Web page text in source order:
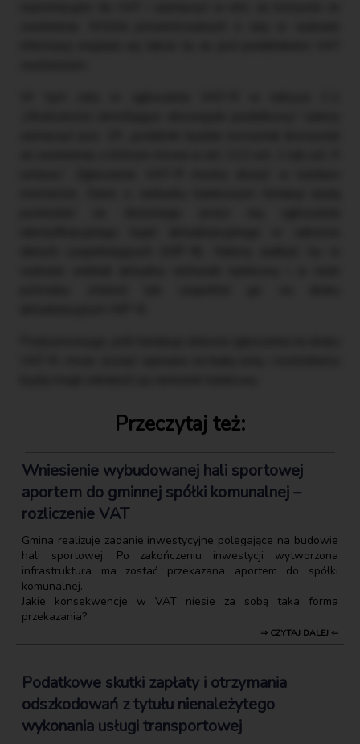
Przeczytaj też:
Wniesienie wybudowanej hali sportowej
aportem do gminnej spółki komunalnej –
rozliczenie VAT
Gmina realizuje zadanie inwestycyjne polegające na budowie
hali sportowej. Po zakończeniu inwestycji wytworzona
infrastruktura ma zostać przekazana aportem do spółki
komunalnej.
Jakie konsekwencje w VAT niesie za sobą taka forma
przekazania?
⇒ CZYTAJ DALEJ ⇐
Podatkowe skutki zapłaty i otrzymania
odszkodowań z tytułu nienależytego
wykonania usługi transportowej